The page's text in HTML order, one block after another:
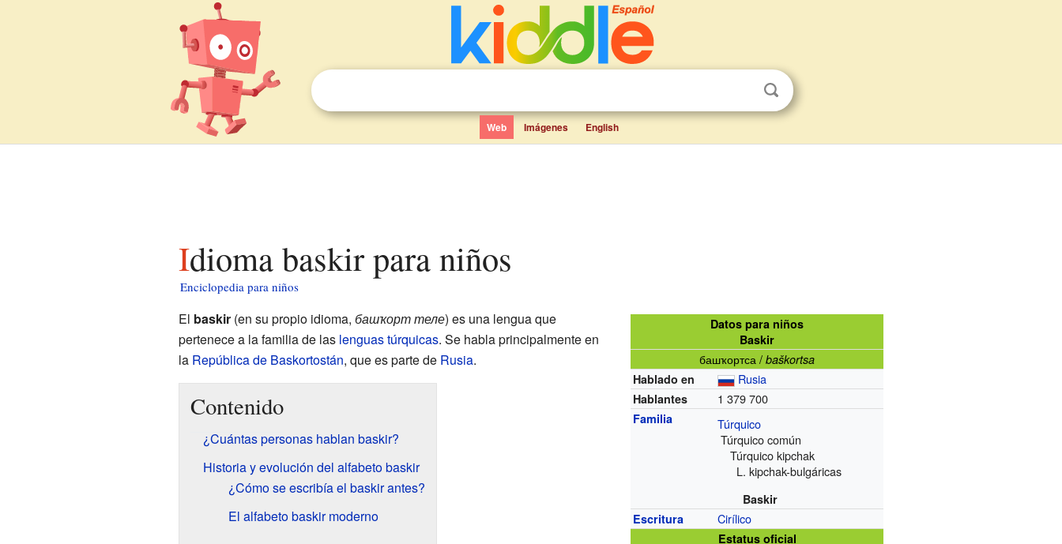
Web Imágenes English
Idioma baskir para niños
Enciclopedia para niños
Datos para niños
Baskir
башҡортса /baškortsa
Hablado en
Rusia
Hablantes 1 379 700
Familia
Túrquico
Túrquico común
Túrquico kipchak
L. kipchak-bulgáricas
Baskir
Escritura
Cirílico
Estatus oficial
El baskir(en su propio idioma, башҡорт теле) es una lengua que
pertenece a la familia de las lenguas túrquicas. Se habla principalmente en
la República de Baskortostán, que es parte de Rusia.
Contenido
¿Cuántas personas hablan baskir?
Historia y evolución del alfabeto baskir
¿Cómo se escribía el baskir antes?
El alfabeto baskir moderno